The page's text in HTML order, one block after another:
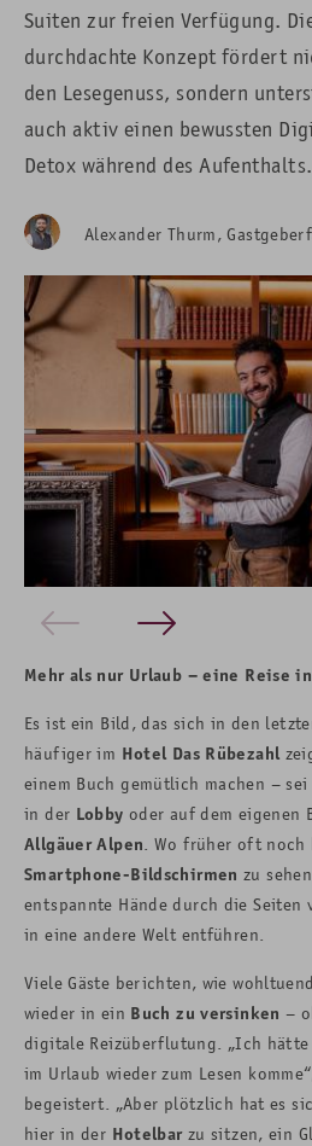
Suiten zur freien Verfügung.
durchdachte Konzept fördert
den Lesegenuss, sondern
auch aktiv einen bewussten
Detox während des Aufenthalts.
Alexander Thurm,
Mehr als nur Urlaub – eine Reise
Es ist ein Bild, das sich in den
häufiger im Hotel Das Rübezahl
einem Buch gemütlich machen – sei
in der Lobby oder auf dem eigenen
Allgäuer Alpen. Wo früher oft noch
Smartphone-Bildschirmen zu
entspannte Hände durch die Seiten
in eine andere Welt entführen.
Viele Gäste berichten, wie
wieder in ein Buch zu versinken –
digitale Reizüberflutung. „Ich
im Urlaub wieder zum Lesen
begeistert. „Aber plötzlich hat es
hier in der Hotelbarzu sitzen, ein